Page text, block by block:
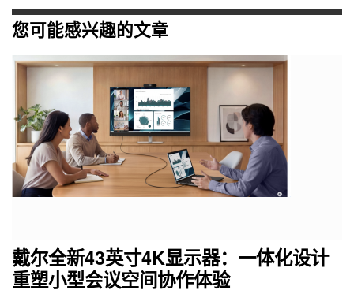
您可能感兴趣的文章
戴尔全新43英寸4K显示器：一体化设计
重塑小型会议空间协作体验